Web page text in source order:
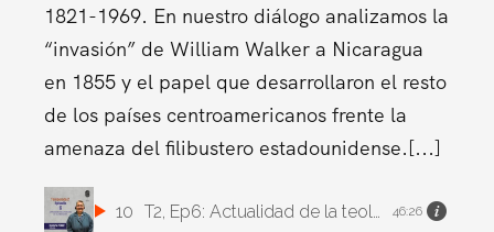
1821-1969. En nuestro diálogo analizamos la
“invasión” de William Walker a Nicaragua
en 1855 y el papel que desarrollaron el resto
de los países centroamericanos frente la
amenaza del filibustero estadounidense.[...]
10 46:26